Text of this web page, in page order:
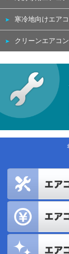
寒冷地向けエア
クリーンエアコン